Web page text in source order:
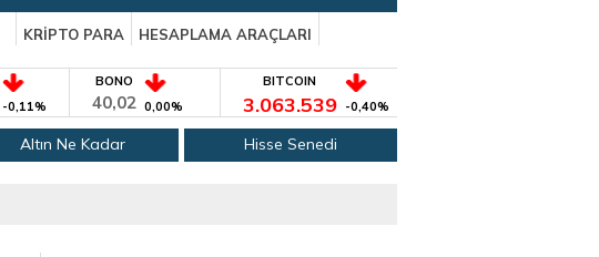
KRİPTO PARA
HESAPLAMA ARAÇLARI
-0,11%
BONO
40,02 0,00%
BITCOIN
3.063.539 -0,40%
Altın Ne Kadar Hisse Senedi